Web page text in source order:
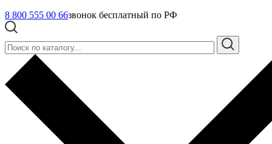
8 800 555 00 66звонок бесплатный по РФ